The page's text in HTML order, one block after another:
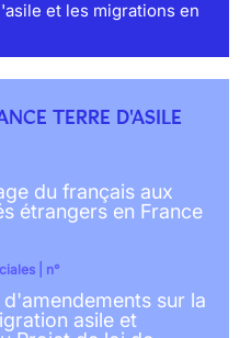
et les migrations en
TERRE D'ASILE
du français aux
étrangers en France
| n°
sur la
asile et